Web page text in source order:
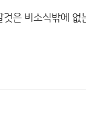
은 비소식밖에 없